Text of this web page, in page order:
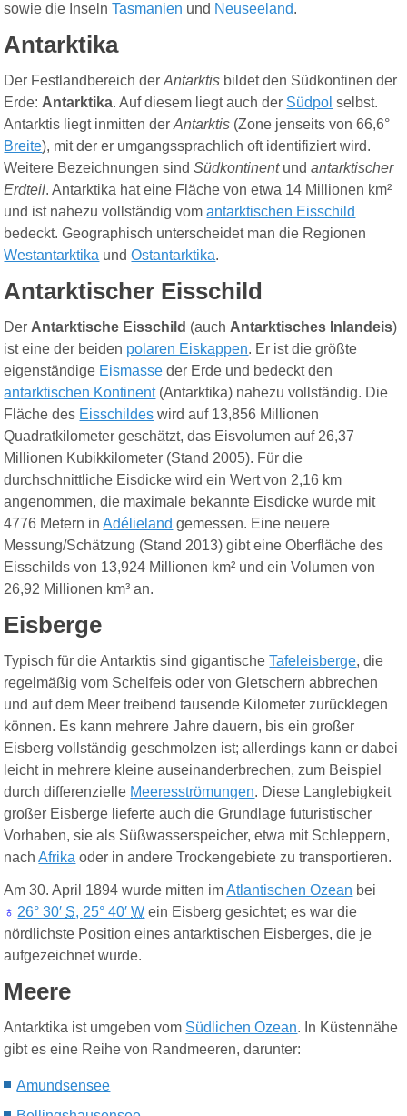
sowie die InselnTasmanien und Neuseeland.
Antarktika
Der Festlandbereich derAntarktis bildet den Südkontinen der
Erde: Antarktika. Auf diesem liegt auch der Südpol selbst.
Antarktis liegt inmitten derAntarktis (Zone jenseits von 66,6°
Breite), mit der er umgangssprachlich oft identifiziert wird.
Weitere Bezeichnungen sindSüdkontinentundantarktischer
Erdteil. Antarktika hat eine Fläche von etwa 14 Millionen km²
und ist nahezu vollständig vomantarktischen Eisschild
bedeckt. Geographisch unterscheidet man die Regionen
Westantarktika undOstantarktika.
Antarktischer Eisschild
Der Antarktische Eisschild (auch Antarktisches Inlandeis)
ist eine der beiden polaren Eiskappen. Er ist die größte
eigenständige Eismasse der Erde und bedeckt den
antarktischen Kontinent(Antarktika) nahezu vollständig. Die
Fläche des Eisschildes wird auf 13,856 Millionen
Quadratkilometer geschätzt, das Eisvolumen auf 26,37
Millionen Kubikkilometer (Stand 2005). Für die
durchschnittliche Eisdicke wird ein Wert von 2,16 km
angenommen, die maximale bekannte Eisdicke wurde mit
4776 Metern inAdélieland gemessen. Eine neuere
Messung/Schätzung (Stand 2013) gibt eine Oberfläche des
Eisschilds von 13,924 Millionen km² und ein Volumen von
26,92 Millionen km³ an.
Eisberge
Typisch für die Antarktis sind gigantischeTafeleisberge, die
regelmäßig vom Schelfeis oder von Gletschern abbrechen
und auf dem Meer treibend tausende Kilometer zurücklegen
können. Es kann mehrere Jahre dauern, bis ein großer
Eisberg vollständig geschmolzen ist; allerdings kann er dabei
leicht in mehrere kleine auseinanderbrechen, zum Beispiel
durch differenzielle Meeresströmungen. Diese Langlebigkeit
großer Eisberge lieferte auch die Grundlage futuristischer
Vorhaben, sie als Süßwasserspeicher, etwa mit Schleppern,
nachAfrika oder in andere Trockengebiete zu transportieren.
Am 30. April 1894 wurde mitten imAtlantischen Ozean bei
♁ 26° 30′ S, 25° 40′W ein Eisberg gesichtet; es war die
nördlichste Position eines antarktischen Eisberges, die je
aufgezeichnet wurde.
Meere
Antarktika ist umgeben vom Südlichen Ozean. In Küstennähe
gibt es eine Reihe von Randmeeren, darunter:
Amundsensee